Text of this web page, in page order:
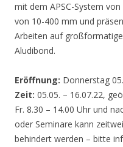
mit dem APSC-System
von 10-400 mm und
Arbeiten auf
Aludibond.
Eröffnung: Donnerstag
Zeit: 05.05. – 16.07.22,
Fr. 8.30 – 14.00 Uhr und
oder Seminare kann
behindert werden – bitte